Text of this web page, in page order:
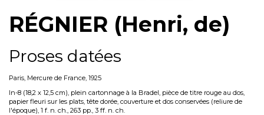
RÉGNIER (Henri, de)
Proses datées
Paris, Mercure de France, 1925
In-8 (18,2 x 12,5 cm), plein cartonnage à la Bradel, pièce de titre rouge au dos,
papier fleuri sur les plats, tête dorée, couverture et dos conservées (reliure de
l'époque), 1 f. n. ch., 263 pp., 3 ff. n. ch.